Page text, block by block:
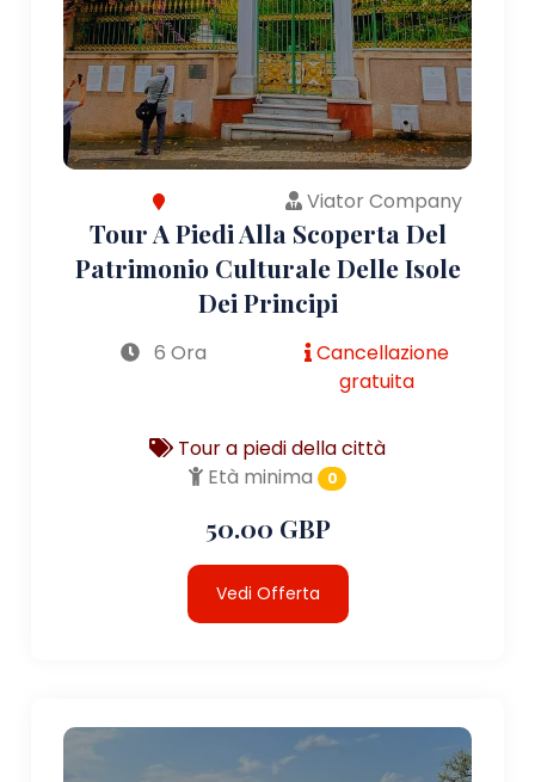
Viator Company
Tour A Piedi Alla Scoperta Del
Patrimonio Culturale Delle Isole
Dei Principi
6 Ora
Cancellazione
gratuita
Tour a piedi della città
Età minima
0
50.00 GBP
Vedi Offerta